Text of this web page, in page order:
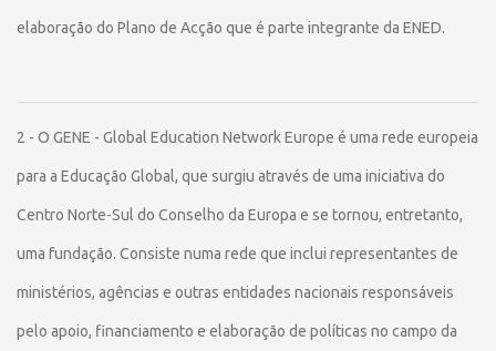
elaboração do Plano de Acção que é parte integrante da ENED.
2 - O GENE - Global Education Network Europe é uma rede europeia
para a Educação Global, que surgiu através de uma iniciativa do
Centro Norte-Sul do Conselho da Europa e se tornou, entretanto,
uma fundação. Consiste numa rede que inclui representantes de
ministérios, agências e outras entidades nacionais responsáveis
pelo apoio, financiamento e elaboração de políticas no campo da